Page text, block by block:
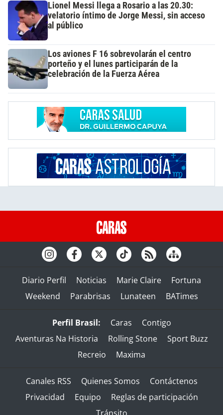
Lionel Messi llega a Rosario a las 20.30:
velatorio íntimo de Jorge Messi, sin acceso
al público
Los aviones F 16 sobrevolarán el centro
porteño y el lunes participarán de la
celebración de la Fuerza Aérea
Diario Perfil Noticias Marie Claire
Fortuna
Weekend
Parabrisas Lunateen BATimes
Perfil Brasil: Caras
Contigo
Aventuras Na Historia
Rolling Stone
Sport Buzz
Recreio
Maxima
Canales RSS Quienes Somos
Contáctenos
Privacidad
Equipo
Reglas de participación